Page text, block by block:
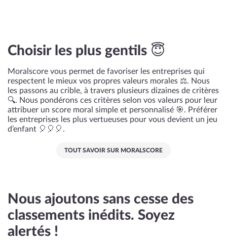
Choisir les plus gentils 😇
Moralscore vous permet de favoriser les entreprises qui
respectent le mieux vos propres valeurs morales ⚖️. Nous
les passons au crible, à travers plusieurs dizaines de critères
🔍. Nous pondérons ces critères selon vos valeurs pour leur
attribuer un score moral simple et personnalisé 🎯. Préférer
les entreprises les plus vertueuses pour vous devient un jeu
d’enfant 🎈🎈🎈.
TOUT SAVOIR SUR MORALSCORE
Nous ajoutons sans cesse des
classements inédits. Soyez
alertés !